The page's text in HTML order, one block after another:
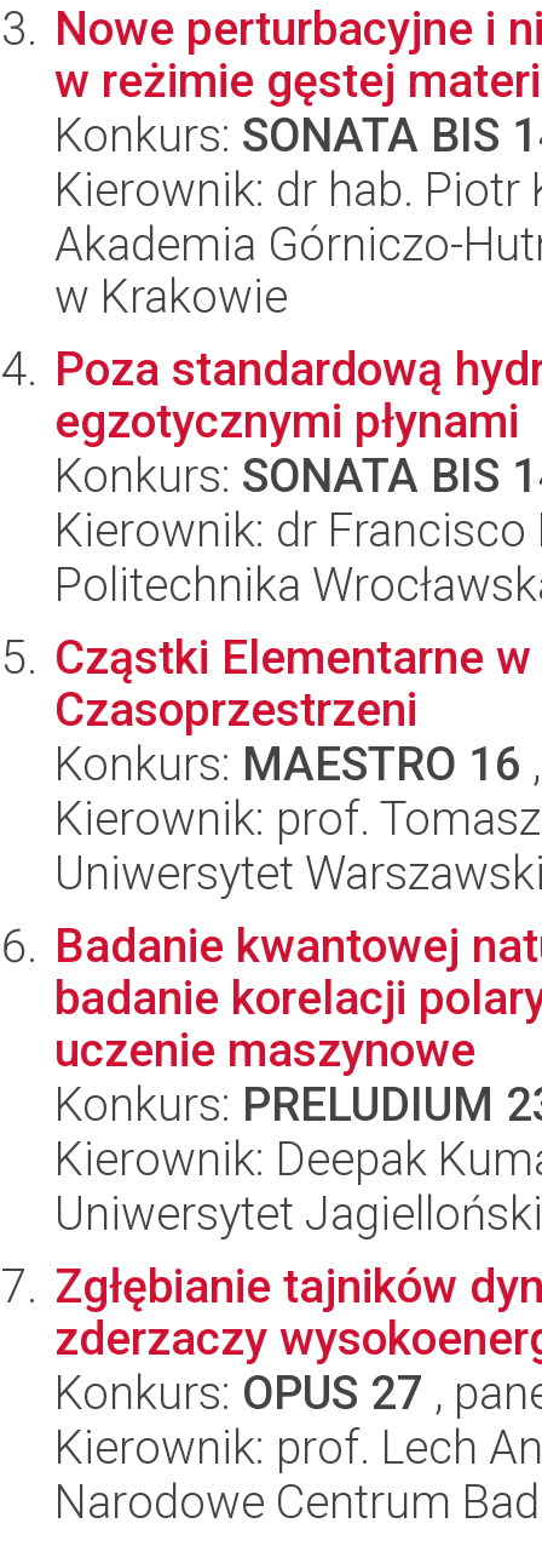
Nowe perturbacyjne i
w reżimie gęstej
Konkurs: SONATA BIS
Kierownik: dr hab. Piotr
Akademia Górniczo-
w Krakowie
Poza standardową
egzotycznymi płynami
Konkurs: SONATA BIS
Kierownik: dr Francisco
Politechnika
Cząstki Elementarne
Czasoprzestrzeni
Konkurs: MAESTRO 16
Kierownik: prof.
Uniwersytet
Badanie kwantowej
badanie korelacji
uczenie maszynowe
Konkurs: PRELUDIUM
Kierownik: Deepak
Uniwersytet Jagielloński
Zgłębianie tajników
zderzaczy
Konkurs: OPUS 27 ,
Kierownik: prof. Lech
Narodowe Centrum